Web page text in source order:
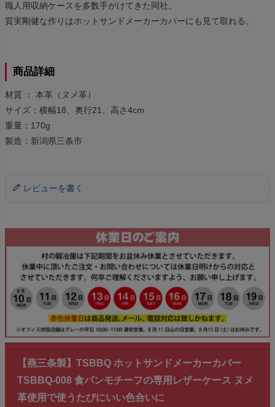
職人用収納ケースを多数手がけてきた同社。
質実剛健な作りはホットサンドメーカーカバーにも見て取れる。
商品詳細
材質 ： 本革（ヌメ革）
サイズ：横幅18、奥行21、高さ4cm
重量：170g
製造：新潟県三条市
レビューを書く
【燕三条製】TSBBQ ホットサンドメーカーカバー
TSBBQ-008 食パンモチーフの専用レザーケース ヌメ
革使用で使うたびにいい色合いに